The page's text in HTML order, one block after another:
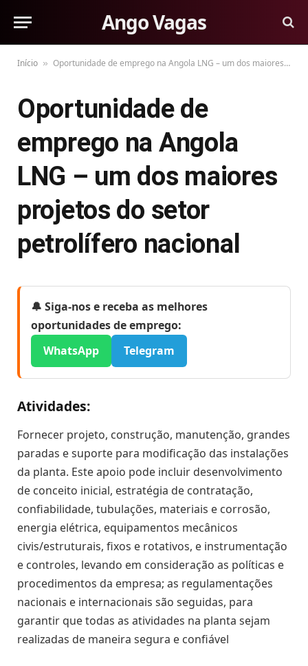
Ango Vagas
Início » Oportunidade de emprego na Angola LNG – um dos maiores projetos do setor petrolífero nacional
Oportunidade de
emprego na Angola
LNG – um dos maiores
projetos do setor
petrolífero nacional
🔔 Siga-nos e receba as melhores
oportunidades de emprego:
WhatsApp
Telegram
Atividades:
Fornecer projeto, construção, manutenção, grandes
paradas e suporte para modificação das instalações
da planta. Este apoio pode incluir desenvolvimento
de conceito inicial, estratégia de contratação,
confiabilidade, tubulações, materiais e corrosão,
energia elétrica, equipamentos mecânicos
civis/estruturais, fixos e rotativos, e instrumentação
e controles, levando em consideração as políticas e
procedimentos da empresa; as regulamentações
nacionais e internacionais são seguidas, para
garantir que todas as atividades na planta sejam
realizadas de maneira segura e confiável